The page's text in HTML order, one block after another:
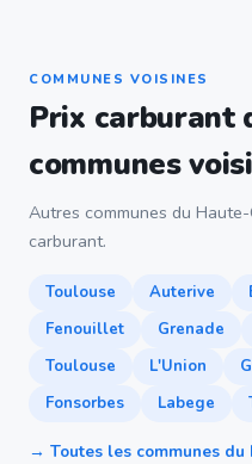
COMMUNES VOISINES
Prix carburant
communes
Autres communes du
carburant.
Toulouse Auterive
Fenouillet
Grenade
Toulouse
L'Union
Fonsorbes
Labege
→ Toutes les communes du